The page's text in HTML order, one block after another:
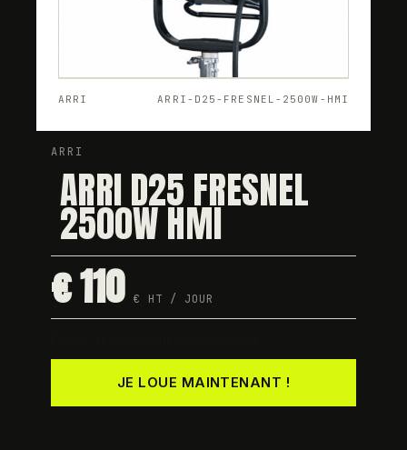
ARRI ARRI-D25-FRESNEL-2500W-HMI
ARRI
ARRI D25 FRESNEL
2500W HMI
€ 110 € HT / JOUR
JE LOUE MAINTENANT !